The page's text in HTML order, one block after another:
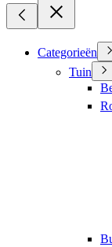
Categorieën
Tuin